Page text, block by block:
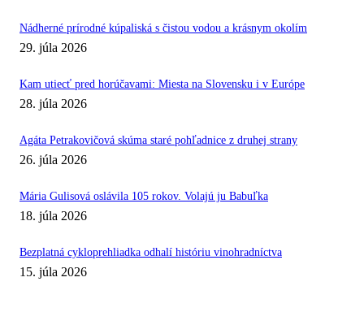
Nádherné prírodné kúpaliská s čistou vodou a krásnym okolím
29. júla 2026
Kam utiecť pred horúčavami: Miesta na Slovensku i v Európe
28. júla 2026
Agáta Petrakovičová skúma staré pohľadnice z druhej strany
26. júla 2026
Mária Gulisová oslávila 105 rokov. Volajú ju Babuľka
18. júla 2026
Bezplatná cykloprehliadka odhalí históriu vinohradníctva
15. júla 2026